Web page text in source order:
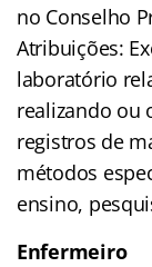
no Conselho
Atribuições:
laboratório
realizando ou
registros de
métodos
ensino,
Enfermeiro